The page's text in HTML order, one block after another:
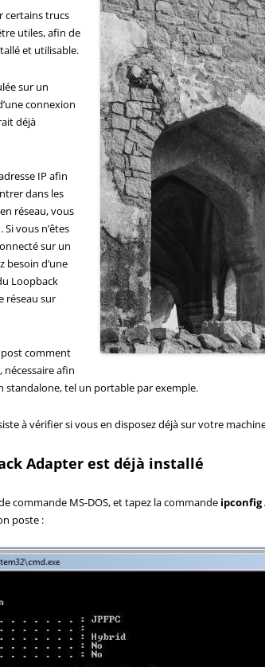
certains trucs
utiles, afin de
et utilisable.
sur un
connexion
déjà
IP afin
dans les
réseau, vous
Si vous n’êtes
sur un
besoin d’une
Loopback
réseau sur
post comment
afin
standalone, tel un portable par exemple.
à vérifier si vous en disposez déjà sur votre
Adapter est déjà installé
commande MS-DOS, et tapez la commande ipconfig
poste :